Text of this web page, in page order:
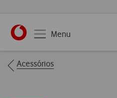
https://www.vodafone.pt
Menu
Breadcrumbs
Acessórios